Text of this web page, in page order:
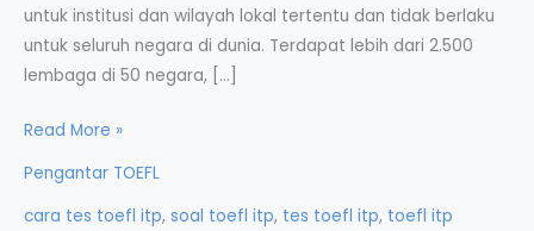
untuk institusi dan wilayah lokal tertentu dan tidak berlaku
untuk seluruh negara di dunia. Terdapat lebih dari 2.500
lembaga di 50 negara, […]
Tes
–
Read More »
Pengantar TOEFL
cara tes toefl itp, soal toefl itp, tes toefl itp, toefl itp